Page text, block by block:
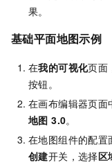
果。
基础平面地图示例
在我的可视化页面
按钮。
在画布编辑器页面
地图 3.0。
在地图组件的配置
创建开关，选择区